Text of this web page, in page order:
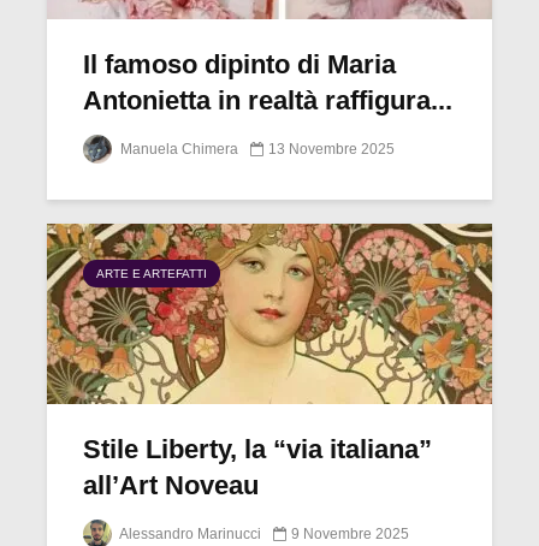
Il famoso dipinto di Maria
Antonietta in realtà raffigura...
Manuela Chimera 13 Novembre 2025
ARTE E ARTEFATTI
Stile Liberty, la “via italiana”
all’Art Noveau
Alessandro Marinucci 9 Novembre 2025